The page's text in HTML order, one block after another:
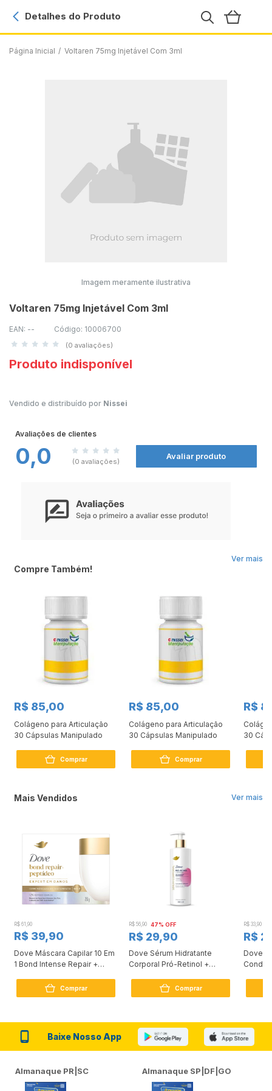
Página Inicial / Voltaren 75mg Injetável Com 3ml
Detalhes do Produto
Imagem meramente ilustrativa
Voltaren 75mg Injetável Com 3ml
EAN: -- Código: 10006700
(0 avaliações)
Produto indisponível
Vendido e distribuído por Nissei
Avaliações de clientes
0,0 (0 avaliações)
Avaliar produto
Ver mais
Compre Também!
R$ 85,00
Colágeno para Articulação
30 Cápsulas Manipulado
Comprar
R$ 85,00
Colágeno para Articulação
30 Cápsulas Manipulado
Comprar
R$
30
Ver mais
Mais Vendidos
R$ 61,90
R$ 39,90
Dove Máscara Capilar 10 Em
1 Bond Intense Repair +
Comprar
R$ 56,90 47% OFF
R$ 29,90
Dove Sérum Hidratante
Corporal Pró-Retinol +
Comprar
R$ 33,90
R$
Dove
Baixe Nosso App
Almanaque PR|SC Almanaque SP|DF|GO